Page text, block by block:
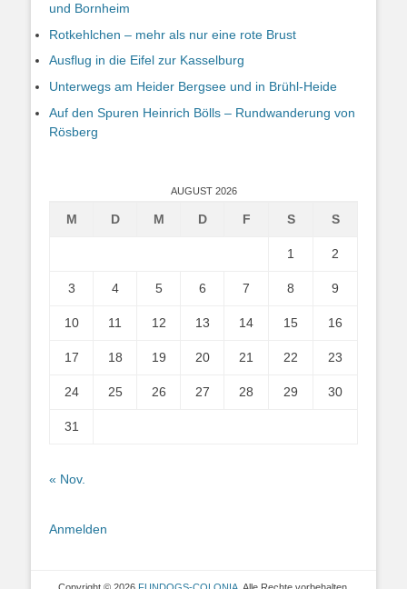
und Bornheim
Rotkehlchen – mehr als nur eine rote Brust
Ausflug in die Eifel zur Kasselburg
Unterwegs am Heider Bergsee und in Brühl-Heide
Auf den Spuren Heinrich Bölls – Rundwanderung von
Rösberg
AUGUST 2026
M D M D F S S
1 2
3 4 5 6 7 8 9
10 11 12 13 14 15 16
17 18 19 20 21 22 23
24 25 26 27 28 29 30
31
« Nov.
Anmelden